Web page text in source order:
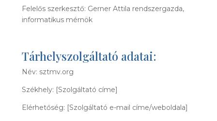
Felelős szerkesztő: Gerner Attila rendszergazda,
informatikus mérnök
Tárhelyszolgáltató adatai:
Név: sztmv.org
Székhely: [Szolgáltató címe]
Elérhetőség: [Szolgáltató e-mail címe/weboldala]